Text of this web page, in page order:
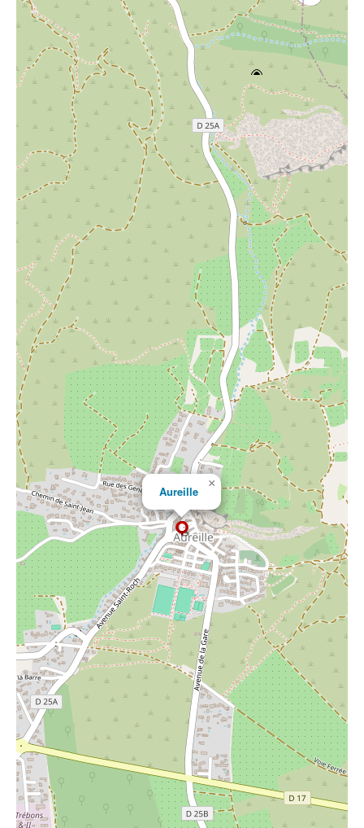
Aureille
×